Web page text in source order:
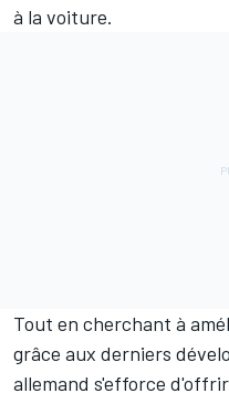
à la voiture.
Tout en cherchant à
grâce aux derniers
allemand s'efforce